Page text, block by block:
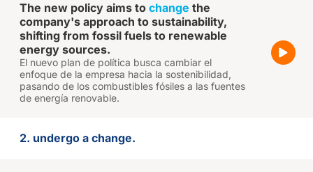
The new policy aims to change the
company's approach to sustainability,
shifting from fossil fuels to renewable
energy sources.
El nuevo plan de política busca cambiar el
enfoque de la empresa hacia la sostenibilidad,
pasando de los combustibles fósiles a las fuentes
de energía renovable.
2. undergo a change.